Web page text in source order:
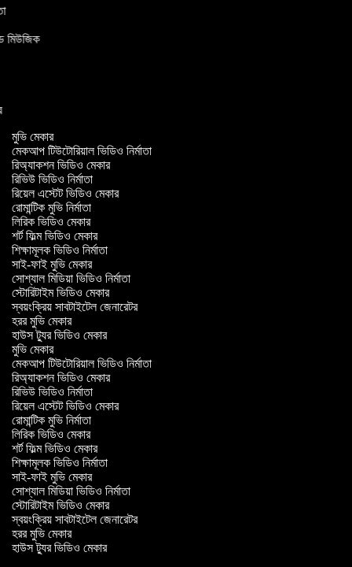
মিউজিক
মুভি মেকার
মেকআপ টিউটোরিয়াল ভিডিও নির্মাতা
রিঅ্যাকশন ভিডিও মেকার
রিভিউ ভিডিও নির্মাতা
রিয়েল এস্টেট ভিডিও মেকার
রোমান্টিক মুভি নির্মাতা
লিরিক ভিডিও মেকার
শর্ট ফিল্ম ভিডিও মেকার
শিক্ষামূলক ভিডিও নির্মাতা
সাই-ফাই মুভি মেকার
সোশ্যাল মিডিয়া ভিডিও নির্মাতা
স্টোরিটাইম ভিডিও মেকার
স্বয়ংক্রিয় সাবটাইটেল জেনারেটর
হরর মুভি মেকার
হাউস ট্যুর ভিডিও মেকার
মুভি মেকার
মেকআপ টিউটোরিয়াল ভিডিও নির্মাতা
রিঅ্যাকশন ভিডিও মেকার
রিভিউ ভিডিও নির্মাতা
রিয়েল এস্টেট ভিডিও মেকার
রোমান্টিক মুভি নির্মাতা
লিরিক ভিডিও মেকার
শর্ট ফিল্ম ভিডিও মেকার
শিক্ষামূলক ভিডিও নির্মাতা
সাই-ফাই মুভি মেকার
সোশ্যাল মিডিয়া ভিডিও নির্মাতা
স্টোরিটাইম ভিডিও মেকার
স্বয়ংক্রিয় সাবটাইটেল জেনারেটর
হরর মুভি মেকার
হাউস ট্যুর ভিডিও মেকার